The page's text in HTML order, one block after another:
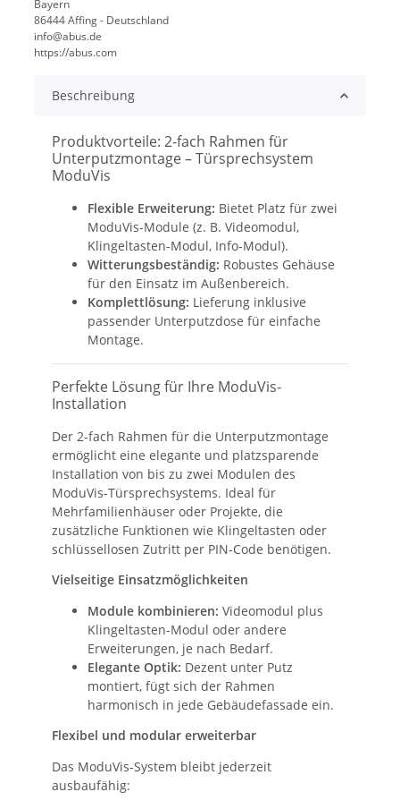
Bayern
86444 Affing - Deutschland
info@abus.de
https://abus.com
Beschreibung
Produktvorteile: 2-fach Rahmen für
Unterputzmontage – Türsprechsystem
ModuVis
Flexible Erweiterung: Bietet Platz für zwei
ModuVis-Module (z. B. Videomodul,
Klingeltasten-Modul, Info-Modul).
Witterungsbeständig: Robustes Gehäuse
für den Einsatz im Außenbereich.
Komplettlösung: Lieferung inklusive
passender Unterputzdose für einfache
Montage.
Perfekte Lösung für Ihre ModuVis-
Installation
Der 2-fach Rahmen für die Unterputzmontage
ermöglicht eine elegante und platzsparende
Installation von bis zu zwei Modulen des
ModuVis-Türsprechsystems. Ideal für
Mehrfamilienhäuser oder Projekte, die
zusätzliche Funktionen wie Klingeltasten oder
schlüssellosen Zutritt per PIN-Code benötigen.
Vielseitige Einsatzmöglichkeiten
Module kombinieren: Videomodul plus
Klingeltasten-Modul oder andere
Erweiterungen, je nach Bedarf.
Elegante Optik: Dezent unter Putz
montiert, fügt sich der Rahmen
harmonisch in jede Gebäudefassade ein.
Flexibel und modular erweiterbar
Das ModuVis-System bleibt jederzeit
ausbaufähig: